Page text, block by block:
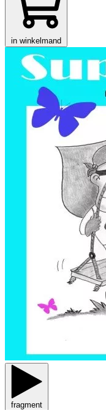
in winkelmand
fragment